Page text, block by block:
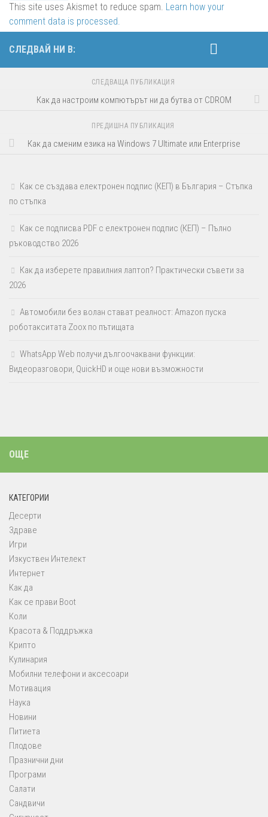
This site uses Akismet to reduce spam. Learn how your
comment data is processed.
СЛЕДВАЙ НИ В:
СЛЕДВАЩА ПУБЛИКАЦИЯ
Как да настроим компютърът ни да бутва от CDROM
ПРЕДИШНА ПУБЛИКАЦИЯ
Как да сменим езика на Windows 7 Ultimate или Enterprise
Как се създава електронен подпис (КЕП) в България – Стъпка
по стъпка
Как се подписва PDF с електронен подпис (КЕП) – Пълно
ръководство 2026
Как да изберете правилния лаптоп? Практически съвети за
2026
Автомобили без волан стават реалност: Amazon пуска
роботакситата Zoox по пътищата
WhatsApp Web получи дългоочаквани функции:
Видеоразговори, QuickHD и още нови възможности
ОЩЕ
КАТЕГОРИИ
Десерти
Здраве
Игри
Изкуствен Интелект
Интернет
Как да
Как се прави Boot
Коли
Красота & Поддръжка
Крипто
Кулинария
Мобилни телефони и аксесоари
Мотивация
Наука
Новини
Питиета
Плодове
Празнични дни
Програми
Салати
Сандвичи